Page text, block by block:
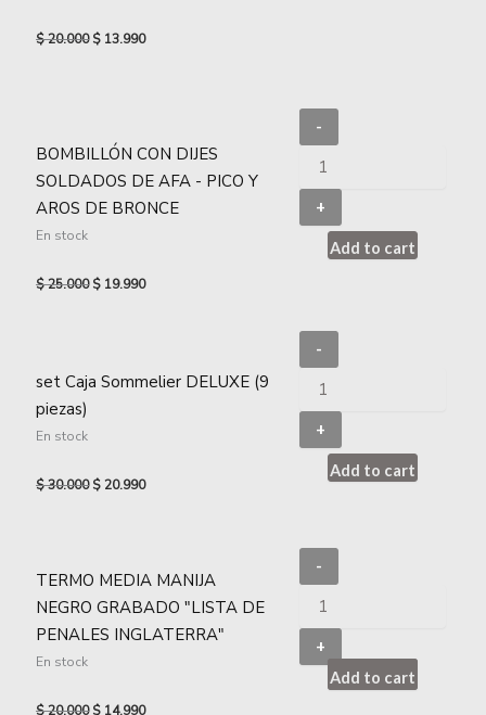
$20.000 $ 13.990
BOMBILLÓN CON DIJES
SOLDADOS DE AFA - PICO Y
AROS DE BRONCE
En stock
$25.000 $ 19.990
-
+
Add to cart
set Caja Sommelier DELUXE (9
piezas)
En stock
$30.000 $20.990
-
+
Add to cart
TERMO MEDIA MANIJA
NEGRO GRABADO "LISTA DE
PENALES INGLATERRA"
En stock
$20.000 $ 14.990
-
+
Add to cart